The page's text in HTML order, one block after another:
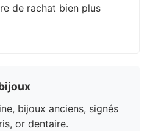
de rachat bien plus
bijoux anciens, signés
or dentaire.